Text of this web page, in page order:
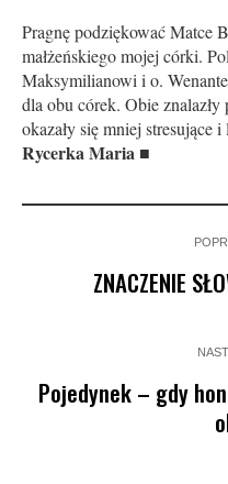
Pragnę podziękować Matce
małżeńskiego mojej córki.
Maksymilianowi i o.
dla obu córek. Obie znalazły
okazały się mniej stresujące i
Rycerka Maria ■
ZNACZENIE
Pojedynek – gdy